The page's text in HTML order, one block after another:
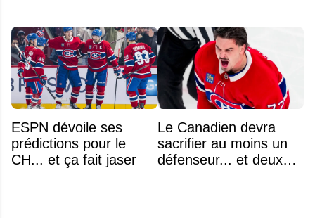
ESPN dévoile ses
prédictions pour le
CH... et ça fait jaser
Le Canadien devra
sacrifier au moins un
défenseur... et deux